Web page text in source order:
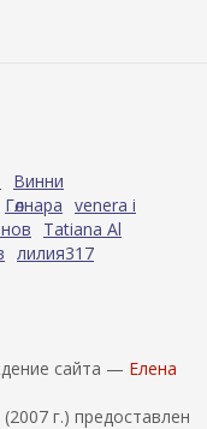
Винни
Гөлнара venera i
Tatiana Al
лилия317
сайта — Елена
г.) предоставлен